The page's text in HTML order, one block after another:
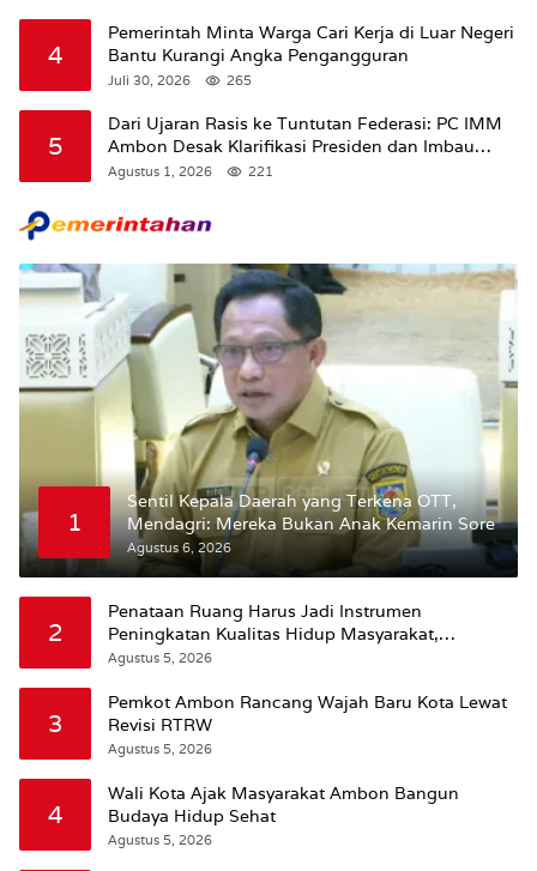
4
Pemerintah Minta Warga Cari Kerja di Luar Negeri
Bantu Kurangi Angka Pengangguran
Juli 30, 2026 265
5
Dari Ujaran Rasis ke Tuntutan Federasi: PC IMM
Ambon Desak Klarifikasi Presiden dan Imbau
Tunda Pengibaran Bendera Merah Putih Di
Agustus 1, 2026 221
1
Sentil Kepala Daerah yang Terkena OTT,
Mendagri: Mereka Bukan Anak Kemarin Sore
Agustus 6, 2026
2
Penataan Ruang Harus Jadi Instrumen
Peningkatan Kualitas Hidup Masyarakat,
Wattimena: Revisi RT-RW Ditetapkan Pemkot
Agustus 5, 2026
3
Pemkot Ambon Rancang Wajah Baru Kota Lewat
Revisi RTRW
Agustus 5, 2026
4
Wali Kota Ajak Masyarakat Ambon Bangun
Budaya Hidup Sehat
Agustus 5, 2026